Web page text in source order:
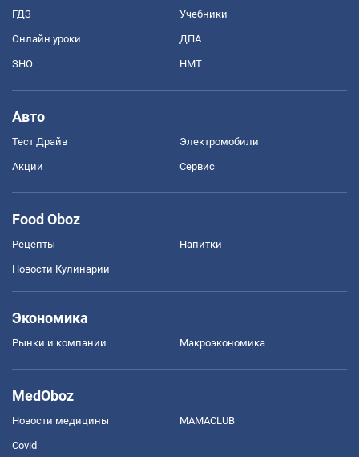
ГДЗ Учебники
Онлайн уроки ДПА
ЗНО НМТ
Авто
Тест Драйв Электромобили
Акции Сервис
Food Oboz
Рецепты Напитки
Новости Кулинарии
Экономика
Рынки и компании Mакроэкономика
MedOboz
Новости медицины MAMACLUB
Covid